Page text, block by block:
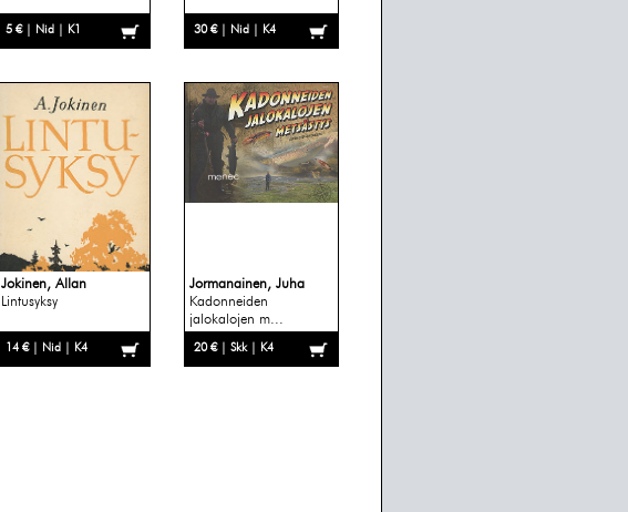
5 € | Nid | K1 30 € | Nid | K4
Jokinen, Allan
Lintusyksy
14 € | Nid | K4
Jormanainen, Juha
Kadonneiden
jalokalojen m...
20 € | Skk | K4